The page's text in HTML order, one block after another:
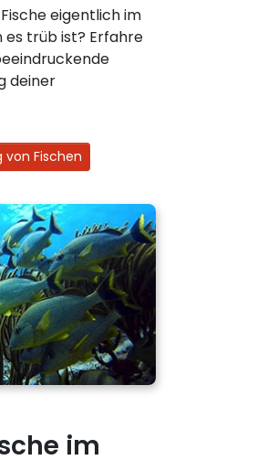
eigentlich im
es trüb ist? Erfahre
deiner
von Fischen
im